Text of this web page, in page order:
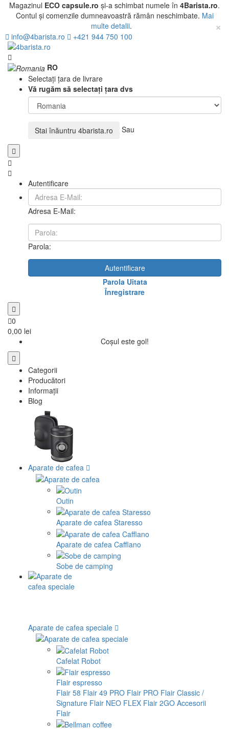
Magazinul ECO capsule.ro și-a schimbat numele în 4Barista.ro.
Contul și comenzile dumneavoastră rămân neschimbate. Mai
multe detalii. ×
info@4barista.ro +421 944 750 100
RO
Selectați țara de livrare
Vă rugăm să selectați țara dvs
Stai înăuntru 4barista.ro Sau
Autentificare
Adresa E-Mail:
Parola:
Autentificare
Parola Uitata
Înregistrare
0
0,00 lei
Coșul este gol!
Categorii
Producători
Informații
Blog
Aparate de cafea
Outin
Aparate de cafea Staresso
Aparate de cafea Cafflano
Sobe de camping
Aparate de cafea speciale
Cafelat Robot
Flair espresso
Flair 58 Flair 49 PRO Flair PRO Flair Classic /
Signature Flair NEO FLEX Flair 2GO Accesorii
Flair